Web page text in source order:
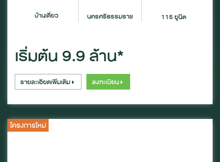
บ้านเดี่ยว นครศรีธรรมราช 115 ยูนิต
เริ่มต้น 9.9 ล้าน*
รายละเอียดเพิ่มเติม ลงทะเบียน
โครงการใหม่